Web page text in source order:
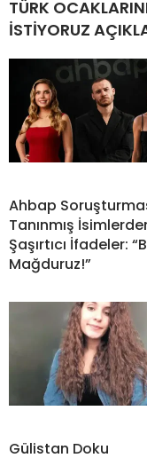
TÜRK
İSTİYORUZ
Ahbap
Tanınmış
Şaşırtıcı İfadeler:
Mağduruz!”
Gülistan Doku